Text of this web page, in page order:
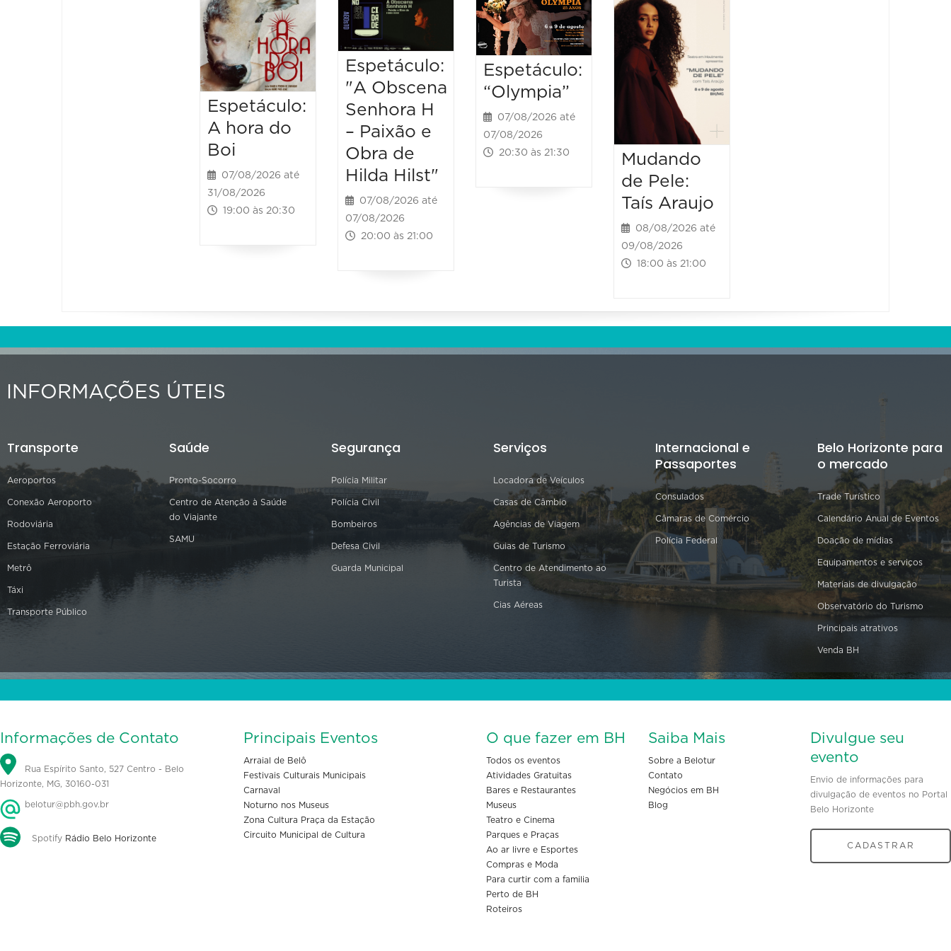
Espetáculo:
A hora do
Boi
07/08/2026 até
31/08/2026
19:00 às 20:30
Espetáculo:
"A Obscena
Senhora H
– Paixão e
Obra de
Hilda Hilst"
07/08/2026 até
07/08/2026
20:00 às 21:00
Espetáculo:
“Olympia”
07/08/2026 até
07/08/2026
20:30 às 21:30
Mudando
de Pele:
Taís Araujo
08/08/2026 até
09/08/2026
18:00 às 21:00
INFORMAÇÕES ÚTEIS
Transporte
Aeroportos
Conexão Aeroporto
Rodoviária
Estação Ferroviária
Metrô
Táxi
Transporte Público
Saúde
Pronto-Socorro
Centro de Atenção à Saúde
do Viajante
SAMU
Segurança
Polícia Militar
Polícia Civil
Bombeiros
Defesa Civil
Guarda Municipal
Serviços
Locadora de Veículos
Casas de Câmbio
Agências de Viagem
Guias de Turismo
Centro de Atendimento ao
Turista
Cias Aéreas
Internacional e
Passaportes
Consulados
Câmaras de Comércio
Polícia Federal
Belo Horizonte para
o mercado
Trade Turístico
Calendário Anual de Eventos
Doação de mídias
Equipamentos e serviços
Materiais de divulgação
Observatório do Turismo
Principais atrativos
Venda BH
Informações de Contato
Rua Espírito Santo, 527 Centro - Belo
Horizonte, MG, 30160-031
belotur@pbh.gov.br
Spotify Rádio Belo Horizonte
Principais Eventos
Arraial de Belô
Festivais Culturais Municipais
Carnaval
Noturno nos Museus
Zona Cultura Praça da Estação
Circuito Municipal de Cultura
O que fazer em BH
Todos os eventos
Atividades Gratuitas
Bares e Restaurantes
Museus
Teatro e Cinema
Parques e Praças
Ao ar livre e Esportes
Compras e Moda
Para curtir com a familia
Perto de BH
Roteiros
Saiba Mais
Sobre a Belotur
Contato
Negócios em BH
Blog
Divulgue seu
evento
Envio de informações para
divulgação de eventos no Portal
Belo Horizonte
CADASTRAR